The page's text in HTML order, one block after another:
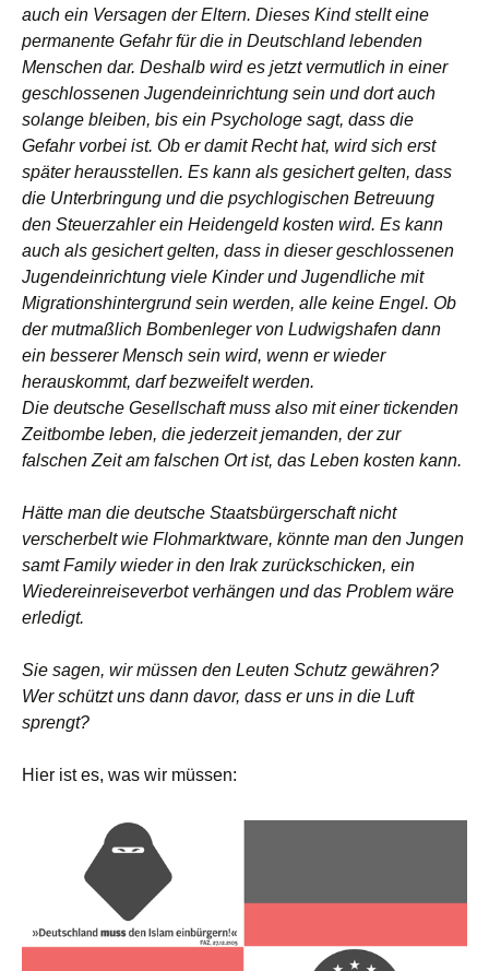
auch ein Versagen der Eltern. Dieses Kind stellt eine
permanente Gefahr für die in Deutschland lebenden
Menschen dar. Deshalb wird es jetzt vermutlich in einer
geschlossenen Jugendeinrichtung sein und dort auch
solange bleiben, bis ein Psychologe sagt, dass die
Gefahr vorbei ist. Ob er damit Recht hat, wird sich erst
später herausstellen. Es kann als gesichert gelten, dass
die Unterbringung und die psychlogischen Betreuung
den Steuerzahler ein Heidengeld kosten wird. Es kann
auch als gesichert gelten, dass in dieser geschlossenen
Jugendeinrichtung viele Kinder und Jugendliche mit
Migrationshintergrund sein werden, alle keine Engel. Ob
der mutmaßlich Bombenleger von Ludwigshafen dann
ein besserer Mensch sein wird, wenn er wieder
herauskommt, darf bezweifelt werden.
Die deutsche Gesellschaft muss also mit einer tickenden
Zeitbombe leben, die jederzeit jemanden, der zur
falschen Zeit am falschen Ort ist, das Leben kosten kann.
Hätte man die deutsche Staatsbürgerschaft nicht
verscherbelt wie Flohmarktware, könnte man den Jungen
samt Family wieder in den Irak zurückschicken, ein
Wiedereinreiseverbot verhängen und das Problem wäre
erledigt.
Sie sagen, wir müssen den Leuten Schutz gewähren?
Wer schützt uns dann davor, dass er uns in die Luft
sprengt?
Hier ist es, was wir müssen: